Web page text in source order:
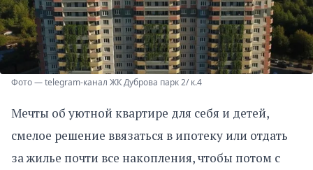
Фото — telegram-канал ЖК Дуброва парк 2/ к.4
Мечты об уютной квартире для себя и детей,
смелое решение ввязаться в ипотеку или отдать
за жилье почти все накопления, чтобы потом с